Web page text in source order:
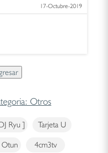
17-Octubre-2019
Otros
Ryu ] Tarjeta U
Otun 4cm3tv